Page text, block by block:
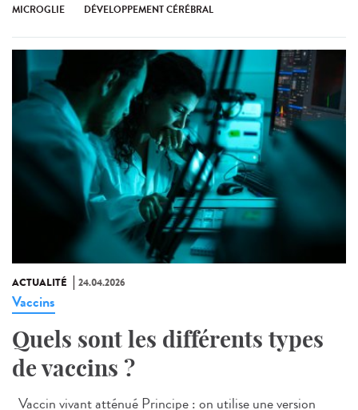
MICROGLIE DÉVELOPPEMENT CÉRÉBRAL
ACTUALITÉ 24.04.2026
Vaccins
Quels sont les différents types
de vaccins ?
Vaccin vivant atténué Principe : on utilise une version